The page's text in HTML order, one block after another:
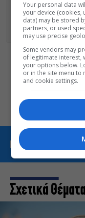
ΑΚΟΛΟΥΘΗΣΤΕ
ΠΕΡΙΣΣΟΤΕΡΑ ΑΠΟ
Σχετικά Θέματα
Your personal data
your device (cookies,
data) may be stored
partners, or used
may use precise
Some vendors may
of legitimate interest,
your options below.
or in the site menu to
and cookie settings.